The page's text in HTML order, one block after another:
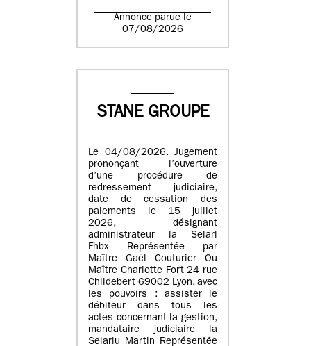
Annonce parue le
07/08/2026
STANE GROUPE
Le 04/08/2026. Jugement
prononçant l’ouverture
d’une procédure de
redressement judiciaire,
date de cessation des
paiements le 15 juillet
2026, désignant
administrateur la Selarl
Fhbx Représentée par
Maître Gaël Couturier Ou
Maître Charlotte Fort 24 rue
Childebert 69002 Lyon, avec
les pouvoirs : assister le
débiteur dans tous les
actes concernant la gestion,
mandataire judiciaire la
Selarlu Martin Représentée